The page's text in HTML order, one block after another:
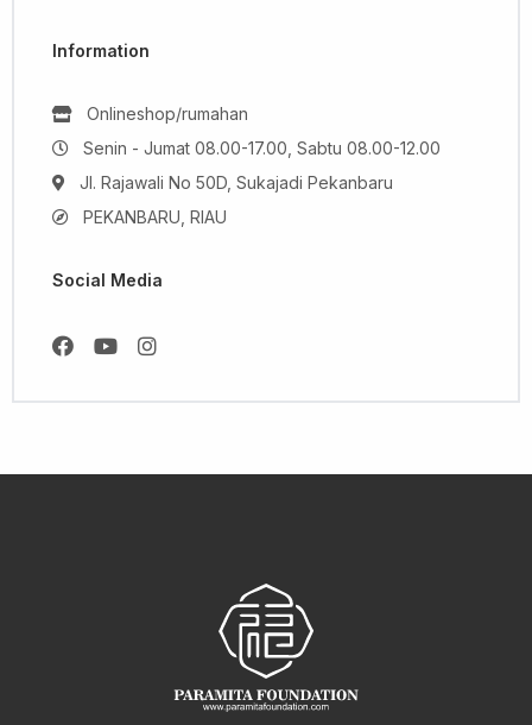
Information
Onlineshop/rumahan
Senin - Jumat 08.00-17.00, Sabtu 08.00-12.00
Jl. Rajawali No 50D, Sukajadi Pekanbaru
PEKANBARU, RIAU
Social Media